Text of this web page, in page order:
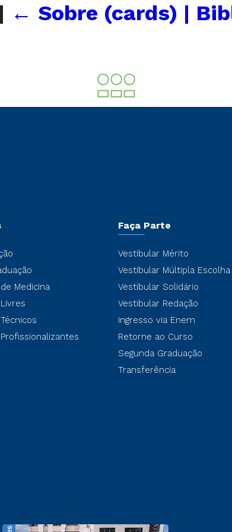
| ← Sobre (cards) |
Medicina
Faça Parte
Vestibular Mérito
Vestibular Múltipla Escolha
Vestibular Solidário
Vestibular Redação
Ingresso via Enem
Retorne ao Curso
Segunda Graduação
Transferência